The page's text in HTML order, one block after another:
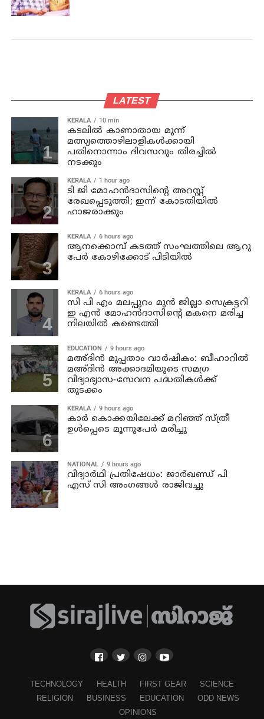
LATEST
KERALA 10 min
കടലില്‍ കാണാതായ മൂന്ന്
മത്സ്യത്തൊഴിലാളികള്‍ക്കായി
പതിനൊന്നാം ദിവസവും തിരച്ചില്‍
നടക്കും
KERALA 1 hour ago
ടി ജി മോഹന്‍ദാസിന്റെ അറസ്റ്റ്
രേഖപ്പെടുത്തി; ഇന്ന് കോടതിയില്‍
ഹാജരാക്കും
KERALA 6 hours ago
ആനക്കൊമ്പ് കടത്ത് സംഘത്തിലെ ആറു
പേര്‍ കോഴിക്കോട് പിടിയില്‍
KERALA 6 hours ago
സി പി എം മലപ്പുറം മുന്‍ ജില്ലാ സെക്രട്ടറി
ഇ എന്‍ മോഹന്‍ദാസിന്റെ മകനെ മരിച്ച
നിലയില്‍ കണ്ടെത്തി
EDUCATION 9 hours ago
മഅ്ദിന്‍ മുപ്പതാം വാര്‍ഷികം: ബീഹാറില്‍
മഅ്ദിന്‍ അക്കാദമിയുടെ സമഗ്ര
വിദ്യാഭ്യാസ-സേവന പദ്ധതികള്‍ക്ക്
തുടക്കം
KERALA 9 hours ago
കാര്‍ കൊക്കയിലേക്ക് മറിഞ്ഞ് സ്ത്രീ
ഉള്‍പ്പെടെ മൂന്നുപേര്‍ മരിച്ചു
NATIONAL 9 hours ago
വിദ്യാര്‍ഥി പ്രതിഷേധം: ജാര്‍ഖണ്ഡ് പി
എസ് സി അംഗങ്ങള്‍ രാജിവച്ചു
TECHNOLOGY HEALTH FIRST GEAR
SCIENCE
RELIGION
BUSINESS EDUCATION
ODD NEWS
OPINIONS